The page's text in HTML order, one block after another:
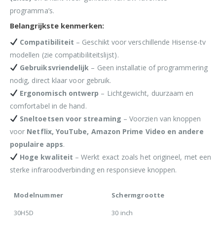
programma’s.
Belangrijkste kenmerken:
Compatibiliteit – Geschikt voor verschillende Hisense-tv
modellen (zie compatibiliteitslijst).
Gebruiksvriendelijk – Geen installatie of programmering
nodig, direct klaar voor gebruik.
Ergonomisch ontwerp – Lichtgewicht, duurzaam en
comfortabel in de hand.
Sneltoetsen voor streaming – Voorzien van knoppen
voor Netflix, YouTube, Amazon Prime Video en andere
populaire apps.
Hoge kwaliteit – Werkt exact zoals het origineel, met een
sterke infraroodverbinding en responsieve knoppen.
Modelnummer
Schermgrootte
30H5D
30 inch